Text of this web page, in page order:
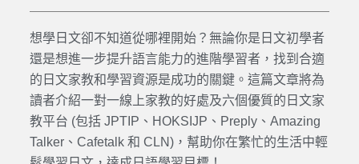
想學日文卻不知道從哪裡開始？無論你是 日文初學者
還是想進一步提升語言能力的進階學習者，找到合適
的 日文家教和學習資源是成功的關鍵。這篇文章將為
讀者介紹一對一線上家教的好處及六個優質的 日文家
教平台 (包括 JPTIP、HOKSIJP、Preply、Amazing
Talker、Cafetalk 和 CLN)，幫助你在繁忙的生活中輕